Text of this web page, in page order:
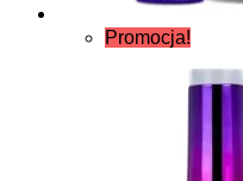
Promocja!